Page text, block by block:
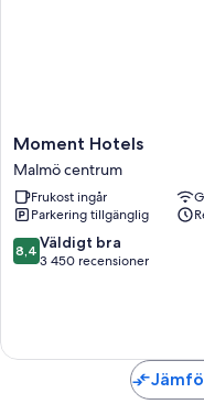
Du kan också hitta följande
Allergitestade sängkläder
Badrum med
Garderober, separata
Moment
Hotels
Malmö
centrum
Moment Hotels
Malmö centrum
Frukost ingår
Parkering tillgänglig
8.4
av
8,4 Väldigt bra
3 450 recensioner